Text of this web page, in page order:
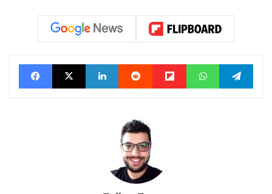
FacebookX Linkedin Reddit FlipboardWhatsApp